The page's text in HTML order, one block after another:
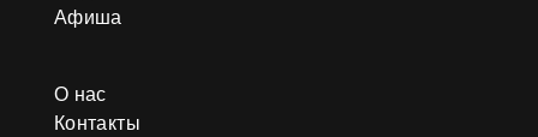
Афиша
О нас
Контакты